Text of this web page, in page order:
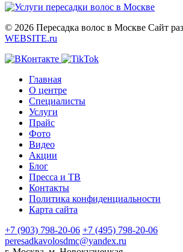
© 2026 Пересадка волос в Москве Сайт
WEBSITE.ru
Главная
О центре
Специалисты
Услуги
Прайс
Фото
Видео
Акции
Блог
Пресса и ТВ
Контакты
Политика конфиденциальности
Карта сайта
+7 (903) 798-20-06 +7 (495) 798-20-06
peresadkavolosdmc@yandex.ru